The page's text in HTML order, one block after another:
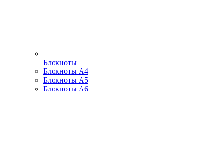
Блокноты
Блокноты А4
Блокноты А5
Блокноты А6